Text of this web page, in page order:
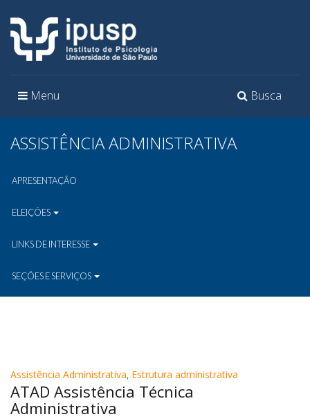
Toggle
Busca
Toggle
Menu
ASSISTÊNCIA ADMINISTRATIVA
APRESENTAÇÃO
ELEIÇÕES
LINKS DE INTERESSE
SEÇÕES E SERVIÇOS
Assistência Administrativa, Estrutura administrativa
ATAD Assistência Técnica
Administrativa